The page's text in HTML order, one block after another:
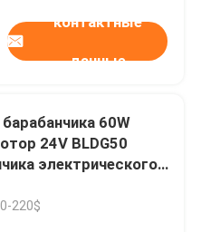
контактные
данные
60W
24V BLDG50
электрического
220$